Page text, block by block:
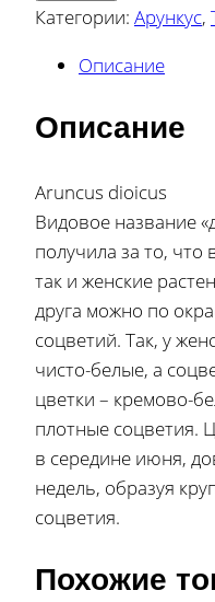
Категории: Арункус,
Описание
Описание
Aruncus dioicus
Видовое название
получила за то, что
так и женские
друга можно по
соцветий. Так, у
чисто-белые, а
цветки – кремово-
плотные соцветия.
в середине июня,
недель, образуя
соцветия.
Похожие